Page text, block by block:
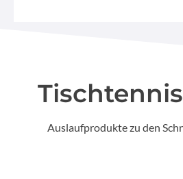
Auslaufprodukte zu den